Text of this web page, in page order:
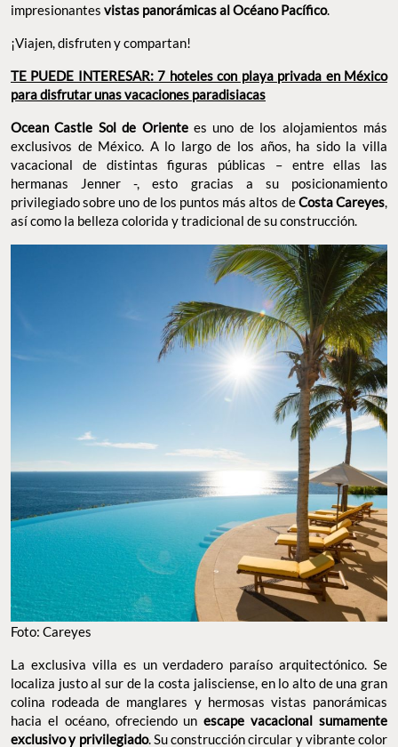
impresionantes vistas panorámicas al Océano Pacífico.
¡Viajen, disfruten y compartan!
TE PUEDE INTERESAR: 7 hoteles con playa privada en México
para disfrutar unas vacaciones paradisiacas
Ocean Castle Sol de Oriente es uno de los alojamientos más
exclusivos de México. A lo largo de los años, ha sido la villa
vacacional de distintas figuras públicas – entre ellas las
hermanas Jenner -, esto gracias a su posicionamiento
privilegiado sobre uno de los puntos más altos deCosta Careyes,
así como la belleza colorida y tradicional de su construcción.
Foto: Careyes
La exclusiva villa es un verdadero paraíso arquitectónico. Se
localiza justo al sur de la costa jalisciense, en lo alto de una gran
colina rodeada de manglares y hermosas vistas panorámicas
hacia el océano, ofreciendo un escape vacacional sumamente
exclusivo y privilegiado. Su construcción circular y vibrante color